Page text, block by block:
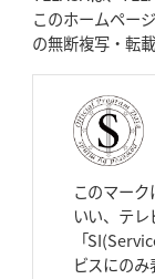
た空間」
2026年4月9日(木)更新
スティーラーズ、名
2026年4月2日(木)更新
2026年3月26日(木)更新
AZ-COM丸和、リー
このホームペー
の無断複写・転
このマー
いい、テ
「
ビスにのみ